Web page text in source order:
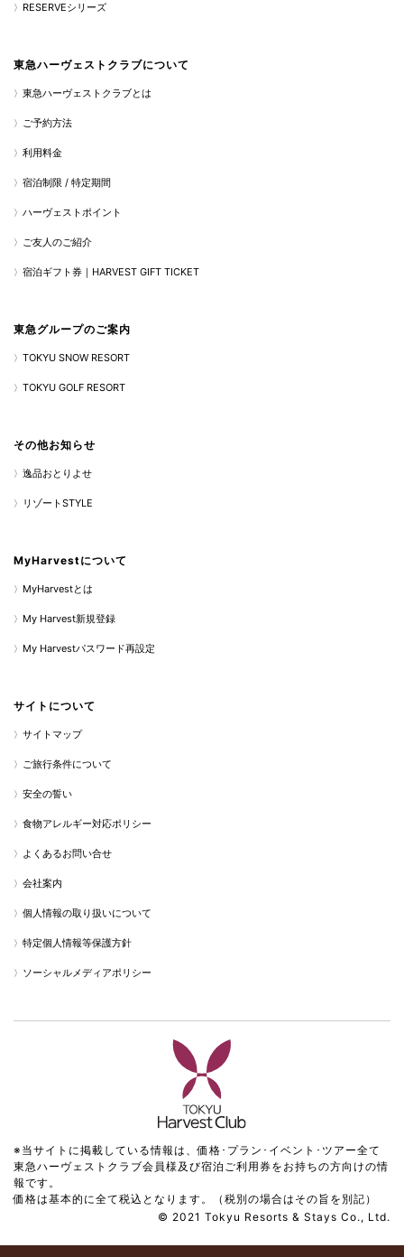
RESERVEシリーズ
東急ハーヴェストクラブについて
東急ハーヴェストクラブとは
ご予約方法
利用料金
宿泊制限 / 特定期間
ハーヴェストポイント
ご友人のご紹介
宿泊ギフト券｜HARVEST GIFT TICKET
東急グループのご案内
TOKYU SNOW RESORT
TOKYU GOLF RESORT
その他お知らせ
逸品おとりよせ
リゾートSTYLE
MyHarvestについて
MyHarvestとは
My Harvest新規登録
My Harvestパスワード再設定
サイトについて
サイトマップ
ご旅行条件について
安全の誓い
食物アレルギー対応ポリシー
よくあるお問い合せ
会社案内
個人情報の取り扱いについて
特定個人情報等保護方針
ソーシャルメディアポリシー
※当サイトに掲載している情報は、価格･プラン･イベント･ツアー全て
東急ハーヴェストクラブ会員様及び宿泊ご利用券をお持ちの方向けの情
報です。
価格は基本的に全て税込となります。（税別の場合はその旨を別記）
© 2021 Tokyu Resorts & Stays Co., Ltd.